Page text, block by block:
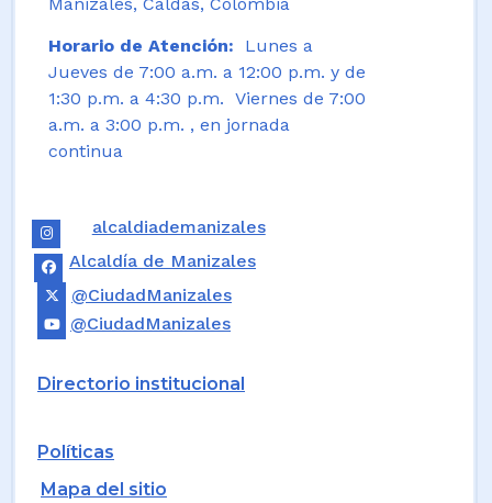
Horario de Atención: Lunes a
Jueves de 7:00 a.m. a 12:00 p.m. y de
1:30 p.m. a 4:30 p.m. Viernes de 7:00
a.m. a 3:00 p.m. , en jornada
continua
alcaldiademanizales
Alcaldía de Manizales
@CiudadManizales
@CiudadManizales
Directorio institucional
Políticas
Mapa del sitio